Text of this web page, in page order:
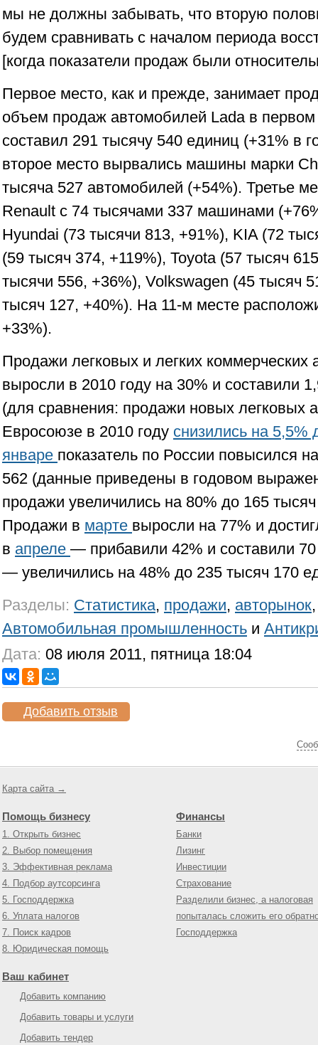
мы не должны забывать, что вторую
будем сравнивать с началом периода
[когда показатели продаж были
Первое место, как и прежде, занимает
объем продаж автомобилей Lada в первом
составил 291 тысячу 540 единиц (+31% в
второе место вырвались машины марки
тысяча 527 автомобилей (+54%). Третье
Renault с 74 тысячами 337 машинами
Hyundai (73 тысячи 813, +91%), KIA (72
(59 тысяч 374, +119%), Toyota (57 тысяч
тысячи 556, +36%), Volkswagen (45 тысяч
тысяч 127, +40%). На 11-м месте
+33%).
Продажи легковых и легких коммерческих
выросли в 2010 году на 30% и составили
(для сравнения: продажи новых легковых
Евросоюзе в 2010 году снизились на 5,5%
январе показатель по России повысился
562 (данные приведены в годовом
продажи увеличились на 80% до 165
Продажи в марте выросли на 77% и
в апреле — прибавили 42% и составили
— увеличились на 48% до 235 тысяч 170
Разделы: Статистика, продажи, авторынок
Автомобильная промышленность и
Дата: 08 июля 2011, пятница 18:04
Добавить отзыв
Карта сайта →
Помощь бизнесу
1. Открыть бизнес
2. Выбор помещения
3. Эффективная реклама
4. Подбор аутсорсинга
5. Господдержка
6. Уплата налогов
7. Поиск кадров
8. Юридическая помощь
Финансы
Банки
Лизинг
Инвестиции
Страхование
Разделили бизнес, а налоговая
попыталась сложить его
Господдержка
Ваш кабинет
Добавить компанию
Добавить товары и услуги
Добавить тендер